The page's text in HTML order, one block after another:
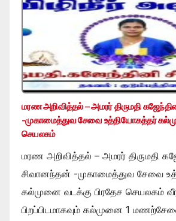
மரண அறிவித்தல் – அமரர் திருமதி
-முகாமைத்துவ சேவை உத்தியோகத்தர்
செயலகம்
மரண அறிவித்தல் – அமரர் திருமதி
சிவானந்தன் -முகாமைத்துவ சேவை
கல்முனை வடக்கு பிரதேச செயலகம்
பிறப்பிடமாகவும் கல்முனை 1